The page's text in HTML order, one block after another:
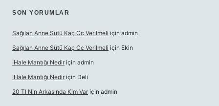
SON YORUMLAR
Sağılan Anne Sütü Kaç Cc Verilmeli için admin
Sağılan Anne Sütü Kaç Cc Verilmeli için Ekin
İHale Mantığı Nedir için admin
İHale Mantığı Nedir için Deli
20 Tl Nin Arkasında Kim Var için admin